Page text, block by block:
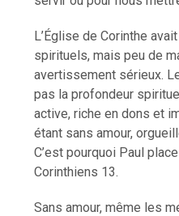
L’Église de Corinthe
spirituels, mais peu de
avertissement sérieux.
pas la profondeur
active, riche en dons et
étant sans amour,
C’est pourquoi Paul
Corinthiens 13.
Sans amour, même les